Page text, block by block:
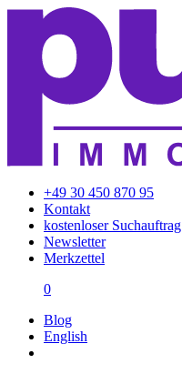
+49 30 450 870 95
Kontakt
kostenloser Suchauftrag
Newsletter
Merkzettel
0
Blog
English